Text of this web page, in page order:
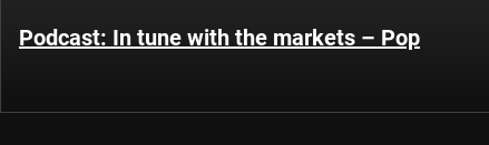
Podcast: In tune with the markets – Pop